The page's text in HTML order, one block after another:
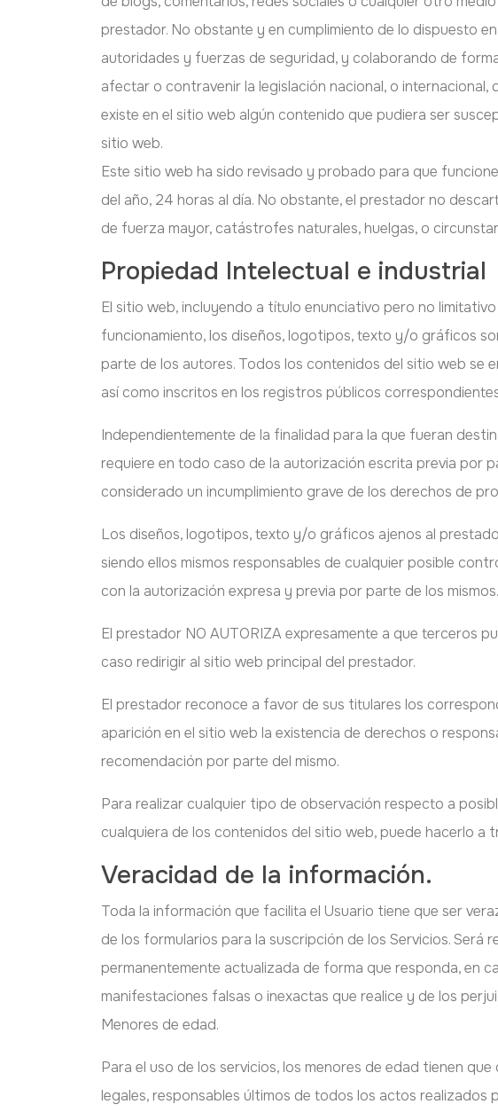
prestador. No obstante y en cumplimiento de lo dispuesto
autoridades y fuerzas de seguridad, y colaborando de
afectar o contravenir la legislación nacional, o
existe en el sitio web algún contenido que pudiera ser
sitio web.
Este sitio web ha sido revisado y probado para que
del año, 24 horas al día. No obstante, el prestador no
de fuerza mayor, catástrofes naturales, huelgas, o
Propiedad Intelectual e industrial
El sitio web, incluyendo a título enunciativo pero no
funcionamiento, los diseños, logotipos, texto y/o gráficos
parte de los autores. Todos los contenidos del sitio web
así como inscritos en los registros públicos
Independientemente de la finalidad para la que fueran
requiere en todo caso de la autorización escrita previa por
considerado un incumplimiento grave de los derechos de
Los diseños, logotipos, texto y/o gráficos ajenos al
siendo ellos mismos responsables de cualquier posible
con la autorización expresa y previa por parte de los mismos.
El prestador NO AUTORIZA expresamente a que terceros
caso redirigir al sitio web principal del prestador.
El prestador reconoce a favor de sus titulares los
aparición en el sitio web la existencia de derechos o
recomendación por parte del mismo.
Para realizar cualquier tipo de observación respecto a
cualquiera de los contenidos del sitio web, puede hacerlo a
Veracidad de la información.
Toda la información que facilita el Usuario tiene que ser
de los formularios para la suscripción de los Servicios.
permanentemente actualizada de forma que responda, en
manifestaciones falsas o inexactas que realice y de los
Menores de edad.
Para el uso de los servicios, los menores de edad tienen
legales, responsables últimos de todos los actos